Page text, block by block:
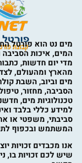
מים נט הוא פורטל
המים, איכות
מדי יום חדשות,
מהארץ ומהעולם,
מים וביוב, השבת
הסביבה, מחזור,
טכנולוגיות מים,
למידע כללי בלבד
סביבתי, משפטי או
המשתמש ובכפוף
אנו מכבדים זכויות
שיש לכם זכויות בו,